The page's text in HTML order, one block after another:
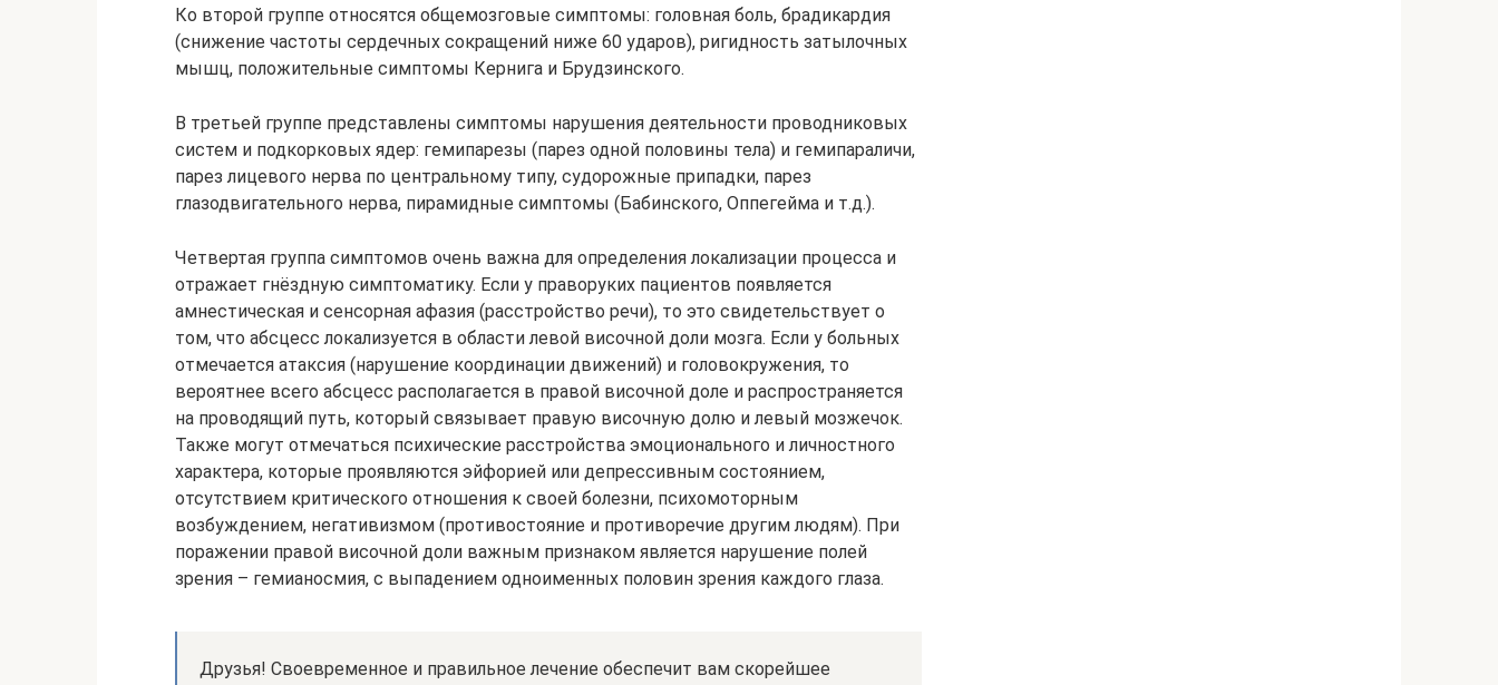
Ко второй группе относятся общемозговые симптомы: головная боль, брадикардия
(снижение частоты сердечных сокращений ниже 60 ударов), ригидность затылочных
мышц, положительные симптомы Кернига и Брудзинского.
В третьей группе представлены симптомы нарушения деятельности проводниковых
систем и подкорковых ядер: гемипарезы (парез одной половины тела) и гемипараличи,
парез лицевого нерва по центральному типу, судорожные припадки, парез
глазодвигательного нерва, пирамидные симптомы (Бабинского, Оппегейма и т.д.).
Четвертая группа симптомов очень важна для определения локализации процесса и
отражает гнёздную симптоматику. Если у праворуких пациентов появляется
амнестическая и сенсорная афазия (расстройство речи), то это свидетельствует о
том, что абсцесс локализуется в области левой височной доли мозга. Если у больных
отмечается атаксия (нарушение координации движений) и головокружения, то
вероятнее всего абсцесс располагается в правой височной доле и распространяется
на проводящий путь, который связывает правую височную долю и левый мозжечок.
Также могут отмечаться психические расстройства эмоционального и личностного
характера, которые проявляются эйфорией или депрессивным состоянием,
отсутствием критического отношения к своей болезни, психомоторным
возбуждением, негативизмом (противостояние и противоречие другим людям). При
поражении правой височной доли важным признаком является нарушение полей
зрения – гемианосмия, с выпадением одноименных половин зрения каждого глаза.
Друзья! Своевременное и правильное лечение обеспечит вам скорейшее